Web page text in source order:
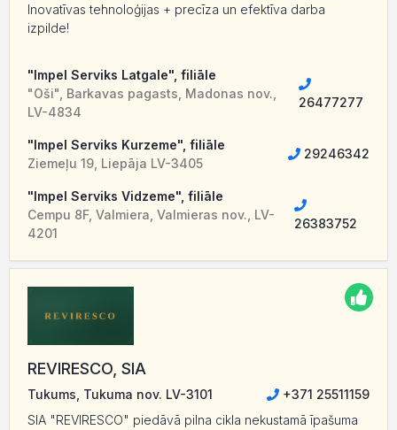
Inovatīvas tehnoloģijas + precīza un efektīva darba
izpilde!
"Impel Serviks Latgale", filiāle
"Oši", Barkavas pagasts, Madonas nov.,
LV-4834
26477277
"Impel Serviks Kurzeme", filiāle
Ziemeļu 19, Liepāja LV-3405
29246342
"Impel Serviks Vidzeme", filiāle
Cempu 8F, Valmiera, Valmieras nov., LV-
4201
26383752
REVIRESCO, SIA
Tukums, Tukuma nov. LV-3101
+371 25511159
SIA "REVIRESCO" piedāvā pilna cikla nekustamā īpašuma